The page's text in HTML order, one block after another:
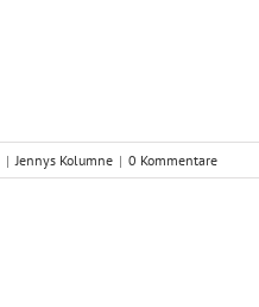
| Jennys Kolumne | 0 Kommentare